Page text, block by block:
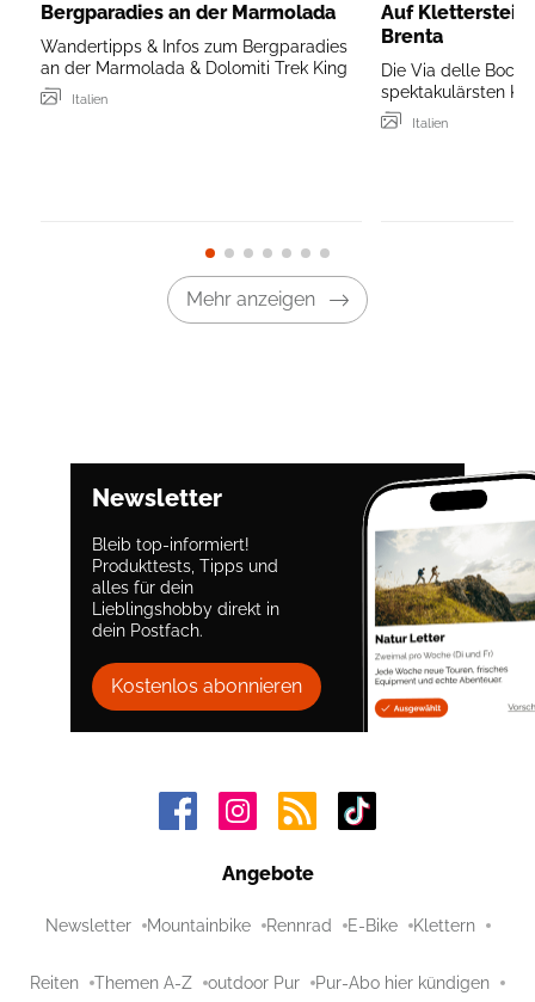
Bergparadies an der Marmolada
Wandertipps & Infos zum Bergparadies
an der Marmolada & Dolomiti Trek King
Italien
Auf
Brenta
Die Via delle
spektakulärsten
Italien
Mehr anzeigen
Newsletter
Bleib top-informiert!
Produkttests, Tipps und
alles für dein
Lieblingshobby direkt in
dein Postfach.
Kostenlos abonnieren
Angebote
Newsletter Mountainbike Rennrad E-Bike Klettern
Reiten Themen A-Z outdoor Pur Pur-Abo hier kündigen